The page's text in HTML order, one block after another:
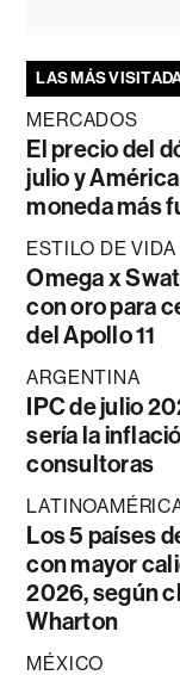
LAS MÁS
MERCADOS
El precio del
julio y
moneda más
ESTILO DE VIDA
Omega x
con oro para
del Apollo 11
ARGENTINA
IPC de julio
sería la
consultoras
Los 5 países
con mayor
2026, según
Wharton
MÉXICO